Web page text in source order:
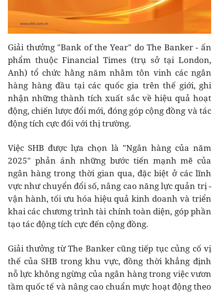
Giải thưởng "Bank of the Year" do The Banker - ấn
phẩm thuộc Financial Times (trụ sở tại London,
Anh) tổ chức hằng năm nhằm tôn vinh các ngân
hàng hàng đầu tại các quốc gia trên thế giới, ghi
nhận những thành tích xuất sắc về hiệu quả hoạt
động, chiến lược đổi mới, đóng góp cộng đồng và tác
động tích cực đối với thị trường.
Việc SHB được lựa chọn là "Ngân hàng của năm
2025" phản ánh những bước tiến mạnh mẽ của
ngân hàng trong thời gian qua, đặc biệt ở các lĩnh
vực như chuyển đổi số, nâng cao năng lực quản trị -
vận hành, tối ưu hóa hiệu quả kinh doanh và triển
khai các chương trình tài chính toàn diện, góp phần
tạo tác động tích cực đến cộng đồng.
Giải thưởng từ The Banker cũng tiếp tục củng cố vị
thế của SHB trong khu vực, đồng thời khẳng định
nỗ lực không ngừng của ngân hàng trong việc vươn
tầm quốc tế và nâng cao chuẩn mực hoạt động theo